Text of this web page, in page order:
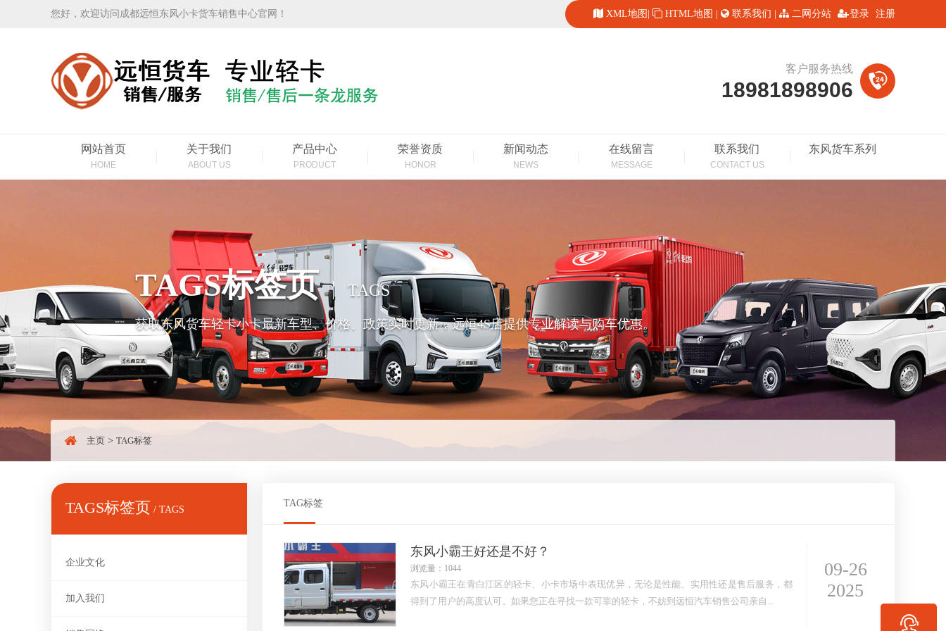
您好，欢迎访问成都远恒东风小卡货车销售中心官网！ XML地图 HTML地图 联系我们 二网分站 登录 注册
客户服务热线
18981898906
网站首页
HOME
关于我们
ABOUT US
产品中心
PRODUCT
荣誉资质
HONOR
新闻动态
NEWS
在线留言
MESSAGE
联系我们
CONTACT US
东风货车系列
TAGS标签页 TAGS
获取东风货车轻卡小卡最新车型、价格、政策实时更新，远恒4S店提供专业解读与购车优惠。
主页 > TAG标签
TAGS标签页 / TAGS
企业文化
加入我们
TAG标签
东风小霸王好还是不好？
浏览量：1044
东风小霸王在青白江区的轻卡、小卡市场中表现优异，无论是性能、实用性还是售后服务，都
得到了用户的高度认可。如果您正在寻找一款可靠的轻卡，不妨到远恒汽车销售公司亲自...
09-26
2025